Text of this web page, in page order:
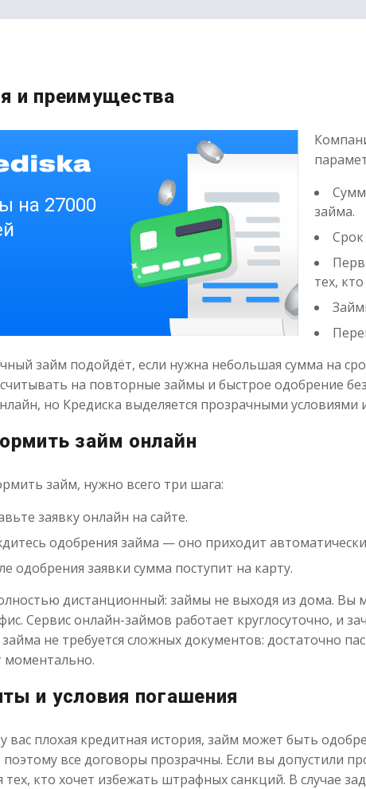
и преимущества
займа.
тех,
займ подойдёт, если нужна небольшая сумма на
на повторные займы и быстрое одобрение
но Кредиска выделяется прозрачными условиями
займ онлайн
займ, нужно всего три шага:
заявку онлайн на сайте.
одобрения займа — оно приходит
одобрения заявки сумма поступит на карту.
дистанционный: займы не выходя из дома. Вы
Сервис онлайн-займов работает круглосуточно, и
не требуется сложных документов: достаточно
моментально.
и условия погашения
вас плохая кредитная история, займ может быть
все договоры прозрачны. Если вы допустили
тех, кто хочет избежать штрафных санкций. В случае